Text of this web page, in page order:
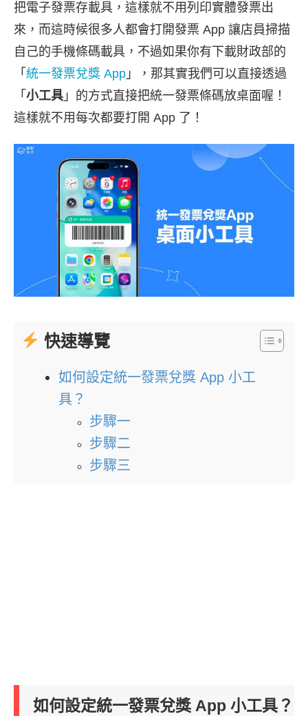
把電子發票存載具，這樣就不用列印實體發票出
來，而這時候很多人都會打開發票 App 讓店員掃描
自己的手機條碼載具，不過如果你有下載財政部的
「 統一發票兌獎 App 」，那其實我們可以直接透過
「 小工具 」的方式直接把統一發票條碼放桌面喔！
這樣就不用每次都要打開 App 了！
快速導覽
如何設定統一發票兌獎 App 小工
具？
步驟一
步驟二
步驟三
如何設定統一發票兌獎 App 小工具？